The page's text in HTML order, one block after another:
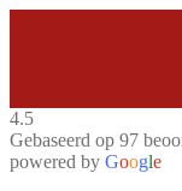
4.5
Gebaseerd op 97
powered by Google